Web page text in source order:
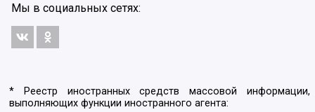
Мы в социальных сетях:
* Реестр иностранных средств массовой информации,
выполняющих функции иностранного агента: